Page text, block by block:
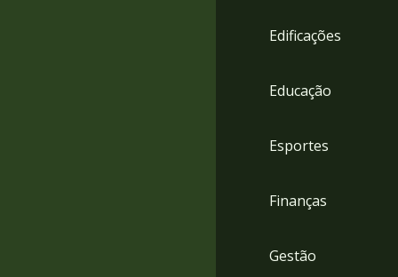
Edificações
Educação
Esportes
Finanças
Gestão